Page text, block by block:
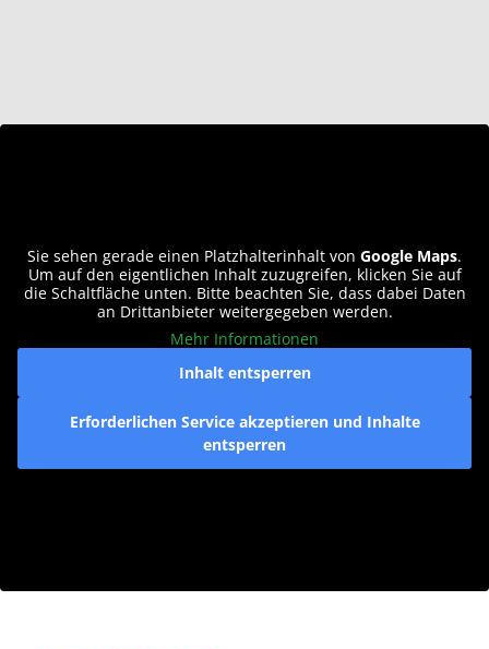
Sie sehen gerade einen Platzhalterinhalt von Google Maps.
Um auf den eigentlichen Inhalt zuzugreifen, klicken Sie auf
die Schaltfläche unten. Bitte beachten Sie, dass dabei Daten
an Drittanbieter weitergegeben werden.
Mehr Informationen
Inhalt entsperren
Erforderlichen Service akzeptieren und Inhalte
entsperren